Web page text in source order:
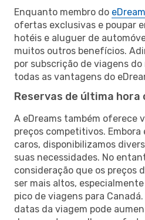
Enquanto membro do
ofertas exclusivas e poupar
hotéis e aluguer de
muitos outros benefícios.
por subscrição de viagens
todas as vantagens do
Reservas de última hora
A eDreams também oferece
preços competitivos. Embora
caros, disponibilizamos
suas necessidades. No
consideração que os preços
ser mais altos,
pico de viagens para
datas da viagem pode